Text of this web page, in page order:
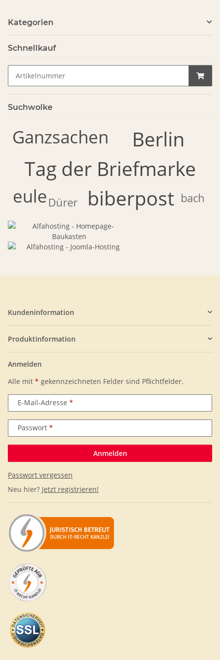
Kategorien
Schnellkauf
Suchwolke
Tag der Briefmarke
biberpost
Berlin
Ganzsachen
euleDürer bach
Kundeninformation
Produktinformation
Anmelden
Alle mit * gekennzeichneten Felder sind Pflichtfelder.
E-Mail-Adresse
Passwort
Anmelden
Passwort vergessen
Neu hier? Jetzt registrieren!